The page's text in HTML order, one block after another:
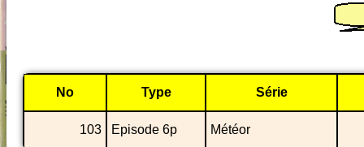
No Type Série
103 Episode 6p Météor